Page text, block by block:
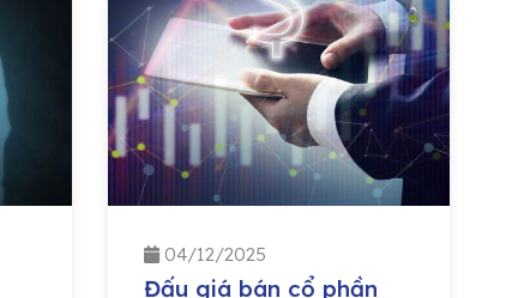
04/12/2025
Đấu giá bán cổ phần